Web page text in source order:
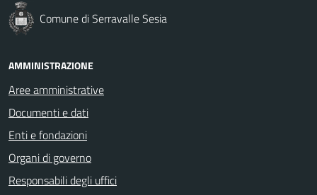
Comune di Serravalle Sesia
AMMINISTRAZIONE
Aree amministrative
Documenti e dati
Enti e fondazioni
Organi di governo
Responsabili degli uffici